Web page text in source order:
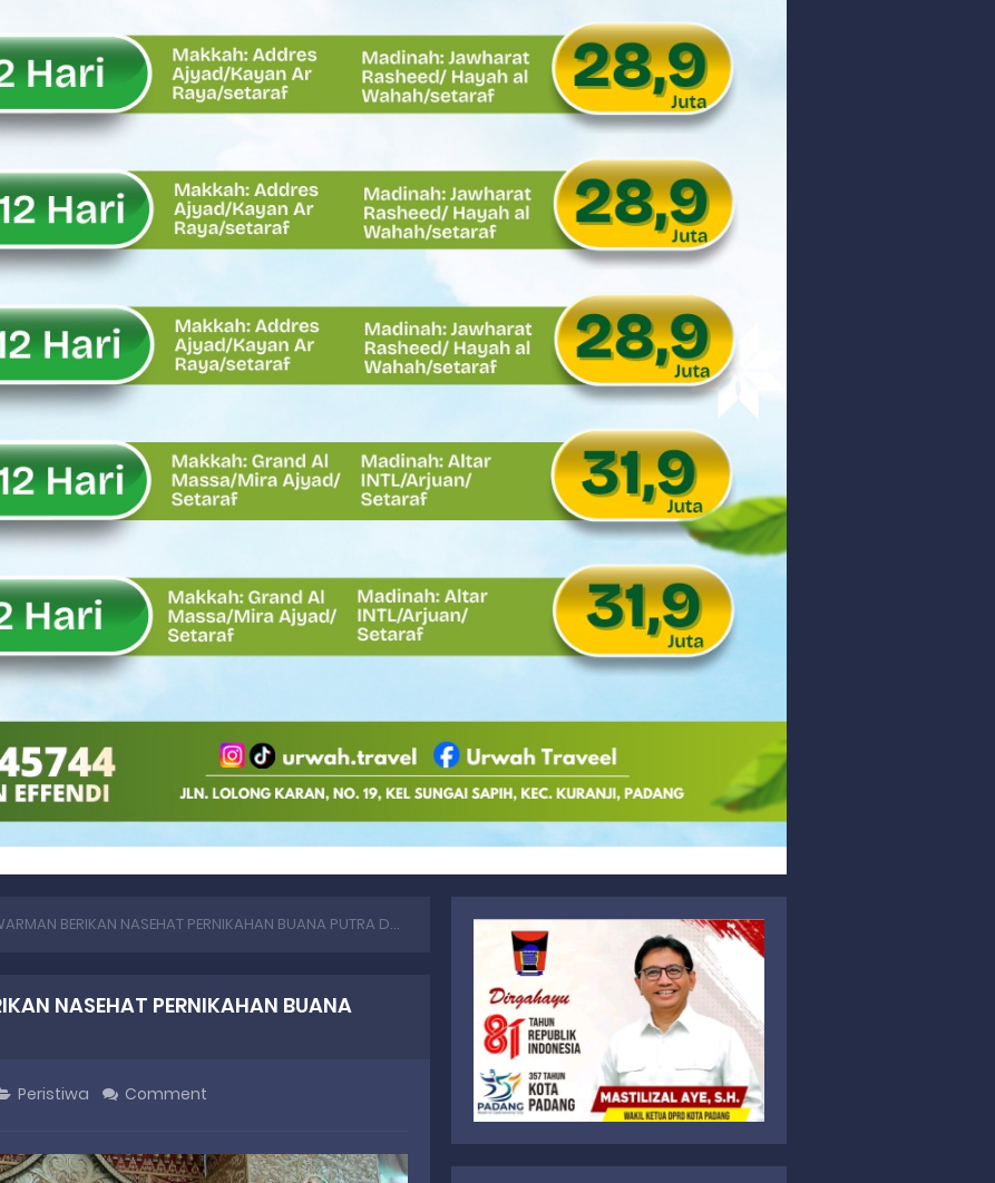
Mahasiswa Paska Demo, Ini Bantahan Asintel Kejati Sumbar
sebagai Ibadah kepada Tuhan Yang Maha Esa
Barat tentang Kasus Jembatan Sikabu Padang Pariaman
Defisit Operasional dan Pendapatan
Pesisir Selatan, Apresiasi Dedikasi Prajurit Dukung Pembangunan Nasional
Dermaga Labuhan Bajau di Mentawai, Ini Penjelasan Tim Penyidik Kejaksaan Tinggi Sumbar
Oskaria Audit 750 BUMN Momentum Perbaikan Tata Kelola
Laba BUMN Meningkat dan Transformasi Berjalan Tanpa PHK Massal
BAILEY DI NAGARI SALAREH AIA TIMUR, WUJUD NYATA KEPEDULIAN TNI UNTUK MASYARAKAT
Nevi Zuairina Sampaikan Hal Ini
Bakti TNI AD Untuk Rakyat di Kabupaten Kepulauan Mentawai
Perlu, Asalkan Layanan Publik Tetap Terjaga
Friday, 7 August
BERIKAN NASEHAT PERNIKAHAN BUANA PUTRA DAN SRIMAWINDA
NASEHAT PERNIKAHAN BUANA
Peristiwa Comment